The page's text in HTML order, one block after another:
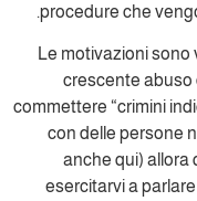
procedure che
Le motivazioni sono
crescente abuso
commettere “crimini
con delle persone
anche qui) allora
esercitarvi a